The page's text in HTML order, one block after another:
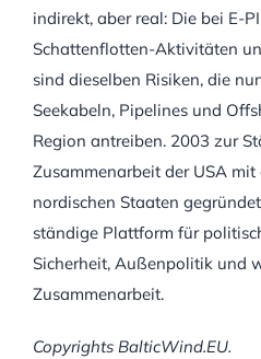
indirekt, aber real: Die bei E-
Schattenflotten-Aktivitäten
sind dieselben Risiken, die
Seekabeln, Pipelines und
Region antreiben. 2003 zur
Zusammenarbeit der USA
nordischen Staaten
ständige Plattform für
Sicherheit, Außenpolitik und
Zusammenarbeit.
Copyrights BalticWind.EU.